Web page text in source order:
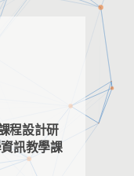
程設計研
訊教學課